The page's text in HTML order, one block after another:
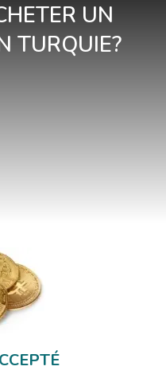
UN
TURQUIE?